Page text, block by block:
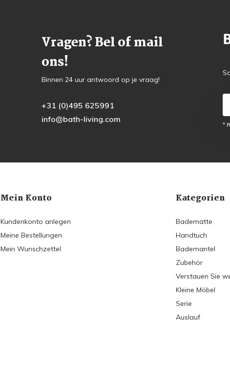
Vragen? Bel of mail
ons!
Binnen 24 uur antwoord op je vraag!
+31 (0)495 625991
info@bath-living.com
*
Mein Konto
Kundenkonto anlegen
Meine Bestellungen
Mein Wunschzettel
Kategorien
Badematte
Handtuch
Bademantel
Zubehör
Verstauen Sie
Kleine Möbel
Serie
Auslauf